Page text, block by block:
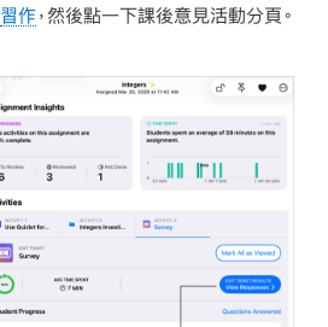
習作，然後點一下課後意見活動分頁。